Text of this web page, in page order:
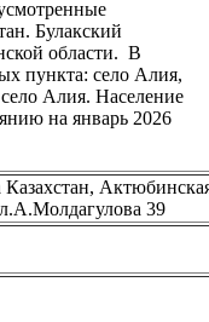
Булакский
области. В
пункта: село Алия,
Алия. Население
на январь 2026
Казахстан,
39